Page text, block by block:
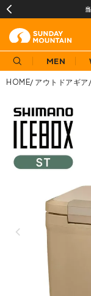
MEN
HOME アウトドアギア